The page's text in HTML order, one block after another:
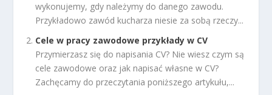
wykonujemy, gdy należymy do danego zawodu.
Przykładowo zawód kucharza niesie za sobą rzeczy...
Cele w pracy zawodowe przykłady w CV
Przymierzasz się do napisania CV? Nie wiesz czym są
cele zawodowe oraz jak napisać własne w CV?
Zachęcamy do przeczytania poniższego artykułu,...